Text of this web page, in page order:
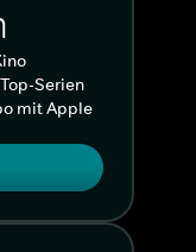
Serien
mit Apple